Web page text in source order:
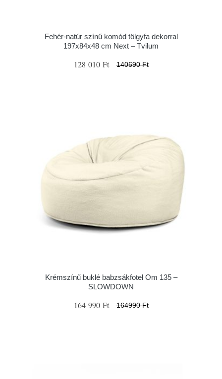
Fehér-natúr színű komód tölgyfa dekorral
197x84x48 cm Next – Tvilum
128 010 Ft 140690 Ft
Krémszínű buklé babzsákfotel Om 135 –
SLOWDOWN
164 990 Ft 164990 Ft